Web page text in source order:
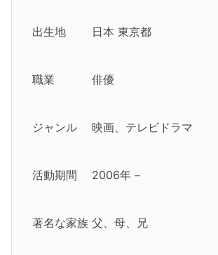
出生地 日本 東京都
職業 俳優
ジャンル 映画、テレビドラマ
活動期間 2006年 –
著名な家族 父、母、兄